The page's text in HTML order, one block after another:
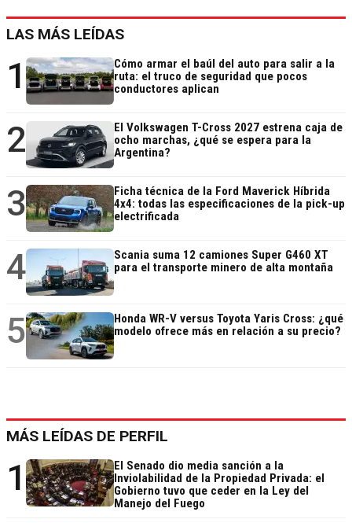
LAS MÁS LEÍDAS
1
Cómo armar el baúl del auto para salir a la
ruta: el truco de seguridad que pocos
conductores aplican
2
El Volkswagen T-Cross 2027 estrena caja de
ocho marchas, ¿qué se espera para la
Argentina?
3
Ficha técnica de la Ford Maverick Híbrida
4x4: todas las especificaciones de la pick-up
electrificada
4
Scania suma 12 camiones Super G460 XT
para el transporte minero de alta montaña
5
Honda WR-V versus Toyota Yaris Cross: ¿qué
modelo ofrece más en relación a su precio?
MÁS LEÍDAS DE PERFIL
1
El Senado dio media sanción a la
Inviolabilidad de la Propiedad Privada: el
Gobierno tuvo que ceder en la Ley del
Manejo del Fuego